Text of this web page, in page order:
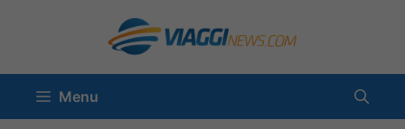
contenuto
Menu